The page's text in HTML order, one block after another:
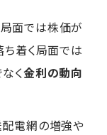
面では株価が
ち着く局面では
く金利の動向
配電網の増強や